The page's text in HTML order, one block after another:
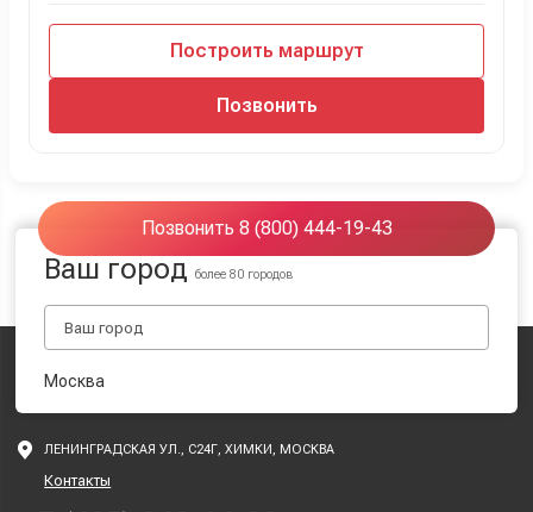
Построить маршрут
Позвонить
Позвонить 8 (800) 444-19-43
Ваш городболее 80 городов
Москва
ЛЕНИНГРАДСКАЯ УЛ., С24Г, ХИМКИ, МОСКВА
Контакты